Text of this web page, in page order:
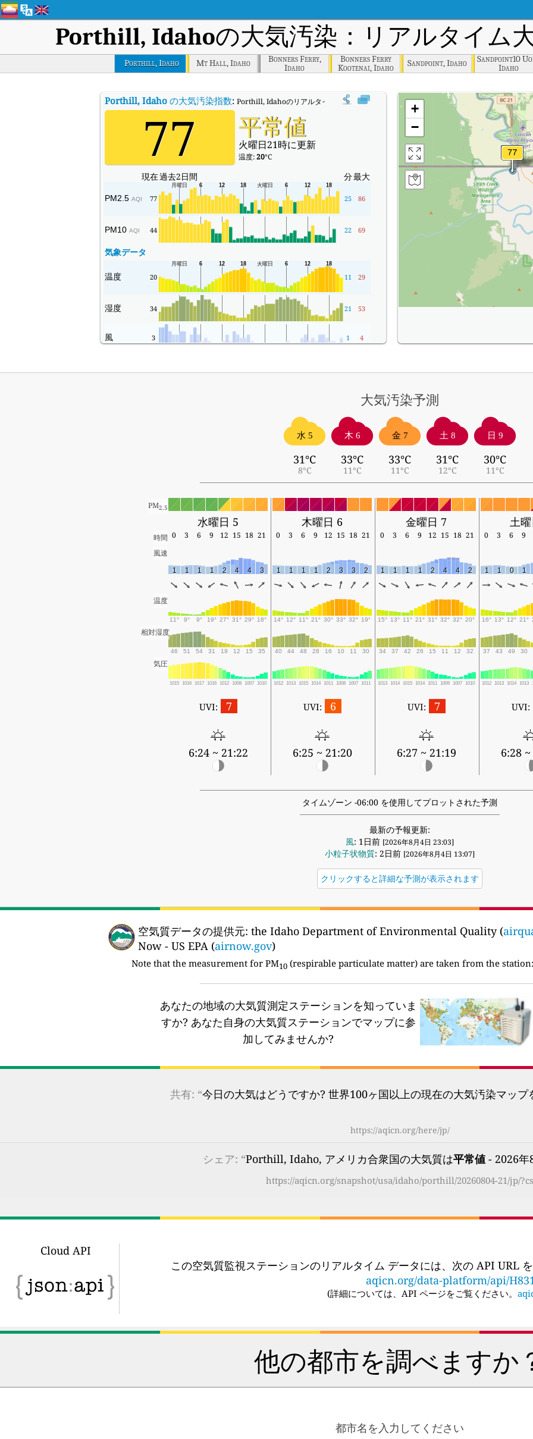
Porthill, Idahoの大気汚染：リアルタイム
Porthill, Idaho Mt Hall, Idaho
Bonners Ferry,
Idaho
Bonners Ferry
Kootenai, Idaho
Sandpoint, Idaho
Sandpoint10
Idaho
Porthill, Idahoの大気汚染指数: Porthill, Idahoのリアルタイム大気汚染指数（AQI）。
77 平常値
火曜日21時に更新
温度:20°C
現在過去2日間 分最大
PM2.5 AQI 77 25 86
PM10 AQI 44 22 69
気象データ
温度 20 11 29
湿度 34 21 53
風 3 1 4
+
−
大気汚染予測
水 5
31°C
8°C
木 6
33°C
11°C
金 7
33°C
11°C
土 8
31°C
12°C
日 9
30°C
11°C
PM2.5
水曜日 5 木曜日 6 金曜日 7 土
時間 0 3 6 9 12 15 18 21 0 3 6 9 12 15 18 21 0 3 6 9 12 15 18 21 0 3 6 9
風速
1 1 1 1 2 4 4 3 1 1 1 1 2 3 3 2 1 1 1 1 2 4 4 2 1 1 0 1
温度
11° 9° 9° 19° 27° 31° 29° 18° 14° 12° 11° 21° 30° 33° 32° 19° 15° 13° 11° 21° 31° 32° 32° 20° 16° 13° 12° 21°
相対湿度
46 51 54 31 19 12 15 35 40 44 48 28 16 10 11 30 34 37 42 26 15 11 12 32 37 43 49 30
気圧
1015 1016 1017 1016 1012 1008 1007 1010 1012 1013 1015 1014 1011 1008 1007 1011 1013 1014 1015 1014 1011 1009 1007 1010 1012 1013 1014 1013
UVI: 7
6:24 ~ 21:22
UVI: 6
6:25 ~ 21:20
UVI: 7
6:27 ~ 21:19
UVI:
6:28
タイムゾーン -06:00 を使用してプロットされた予測
最新の予報更新:
風: 1日前 [2026年8月4日 23:03]
小粒子状物質: 2日前 [2026年8月4日 13:07]
クリックすると詳細な予測が表示されます
空気質データの提供元: the Idaho Department of Environmental Quality (
Now - US EPA (airnow.gov)
Note that the measurement for PM10 (respirable particulate matter) are taken from the station:
あなたの地域の大気質測定ステーションを知っていま
すか? あなた自身の大気質ステーションでマップに参
加してみませんか?
共有: “今日の大気はどうですか? 世界100ヶ国以上の現在の大気汚染マッ
https://aqicn.org/here/jp/
シェア: “Porthill, Idaho, アメリカ合衆国の大気質は平常値- 2026年
https://aqicn.org/snapshot/usa/idaho/porthill/20260804-21/jp/?cs
Cloud API
この空気質監視ステーションのリアルタイム データには、次の API URL
aqicn.org/data-platform/api/
(詳細については、API ページをご覧ください。
他の都市を調べますか
都市名を入力してください